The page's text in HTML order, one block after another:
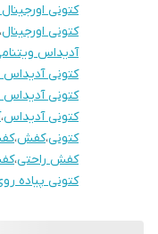
کتونی
کتونی اورجینال،
آدیداس
کتونی آدیداس
کتونی آدیداس
کتونی آدیداس،
کتونی،کفش،
کفش راحتی،
کتونی پیاده